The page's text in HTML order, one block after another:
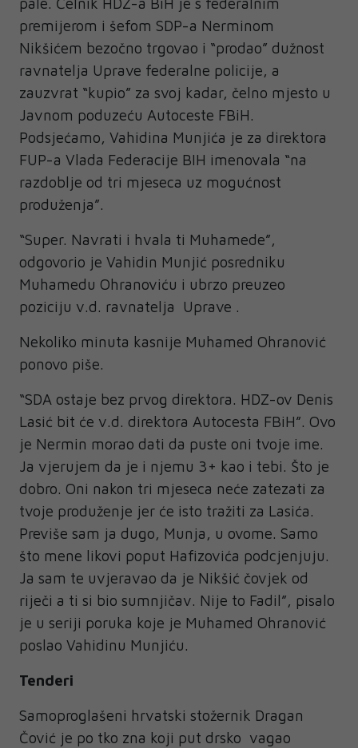
premijerom i šefom SDP-a Nerminom
Nikšićem bezočno trgovao i “prodao” dužnost
ravnatelja Uprave federalne policije, a
zauzvrat “kupio” za svoj kadar, čelno mjesto u
Javnom poduzeću Autoceste FBiH.
Podsjećamo, Vahidina Munjića je za direktora
FUP-a Vlada Federacije BIH imenovala “na
razdoblje od tri mjeseca uz mogućnost
produženja”.
“Super. Navrati i hvala ti Muhamede”,
odgovorio je Vahidin Munjić posredniku
Muhamedu Ohranoviću i ubrzo preuzeo
poziciju v.d. ravnatelja Uprave .
Nekoliko minuta kasnije Muhamed Ohranović
ponovo piše.
“SDA ostaje bez prvog direktora. HDZ-ov Denis
Lasić bit će v.d. direktora Autocesta FBiH”. Ovo
je Nermin morao dati da puste oni tvoje ime.
Ja vjerujem da je i njemu 3+ kao i tebi. Što je
dobro. Oni nakon tri mjeseca neće zatezati za
tvoje produženje jer će isto tražiti za Lasića.
Previše sam ja dugo, Munja, u ovome. Samo
što mene likovi poput Hafizovića podcjenjuju.
Ja sam te uvjeravao da je Nikšić čovjek od
riječi a ti si bio sumnjičav. Nije to Fadil”, pisalo
je u seriji poruka koje je Muhamed Ohranović
poslao Vahidinu Munjiću.
Tenderi
Samoproglašeni hrvatski stožernik Dragan
Čović je po tko zna koji put drsko vagao